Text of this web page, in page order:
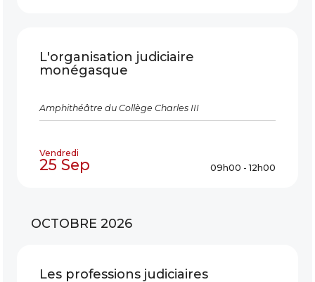
L'organisation judiciaire
monégasque
Amphithéâtre du Collège Charles III
Vendredi
25 Sep 09h00 - 12h00
OCTOBRE 2026
Les professions judiciaires